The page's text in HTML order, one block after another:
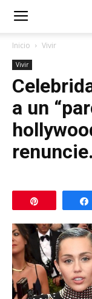
Inicio Vivir
Vivir
a un
renuncie.